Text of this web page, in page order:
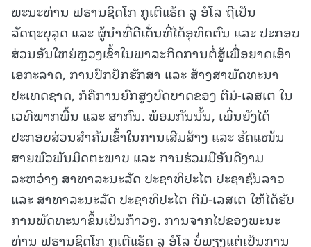
ພະນະທ່ານ ຟຣານຊິດໂກ ກູເຕີແຣັດ ລູ ອໍໂລ ຖືເປັນ
ລັດຖະບຸລຸດ ແລະ ຜູ້ນຳທີ່ດີເດັ່ນທີ່ໄດ້ອຸທິດຕົນ ແລະ ປະກອບ
ສ່ວນອັນໃຫຍ່ຫຼວງເຂົ້າໃນພາລະກິດການຕໍ່ສູ້ເພື່ອຍາດເອົາ
ເອກະລາດ, ການປົກປັກຮັກສາ ແລະ ສ້າງສາພັດທະນາ
ປະເທດຊາດ, ກໍຄືການຍົກສູງບົດບາດຂອງ ຕີມໍ-ເລສເຕ ໃນ
ເວທີພາກພື້ນ ແລະ ສາກົນ. ພ້ອມກັນນັ້ນ, ເພິ່ນຍັງໄດ້
ປະກອບສ່ວນສຳຄັນເຂົ້າໃນການເສີມສ້າງ ແລະ ຮັດແໜ້ນ
ສາຍພົວພັນມິດຕະພາບ ແລະ ການຮ່ວມມືອັນດີງາມ
ລະຫວ່າງ ສາທາລະນະລັດ ປະຊາທິປະໄຕ ປະຊາຊົນລາວ
ແລະ ສາທາລະນະລັດ ປະຊາທິປະໄຕ ຕີມໍ-ເລສເຕ ໃຫ້ໄດ້ຮັບ
ການພັດທະນາຂຶ້ນເປັນກ້າວໆ. ການຈາກໄປຂອງພະນະ
ທ່ານ ຟຣານຊິດໂກ ກູເຕີແຣັດ ລູ ອໍໂລ ບໍ່ພຽງແຕ່ເປັນການ